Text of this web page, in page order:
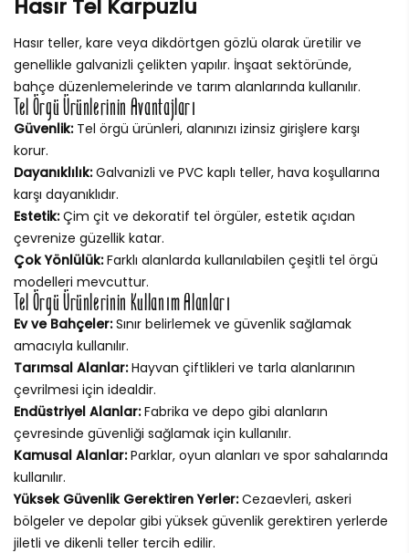
Hasır Tel Karpuzlu
Hasır teller, kare veya dikdörtgen gözlü olarak üretilir ve
genellikle galvanizli çelikten yapılır. İnşaat sektöründe,
bahçe düzenlemelerinde ve tarım alanlarında kullanılır.
Tel Örgü Ürünlerinin Avantajları
Güvenlik:Tel örgü ürünleri, alanınızı izinsiz girişlere karşı
korur.
Dayanıklılık:Galvanizli ve PVC kaplı teller, hava koşullarına
karşı dayanıklıdır.
Estetik:Çim çit ve dekoratif tel örgüler, estetik açıdan
çevrenize güzellik katar.
Çok Yönlülük:Farklı alanlarda kullanılabilen çeşitli tel örgü
modelleri mevcuttur.
Tel Örgü Ürünlerinin Kullanım Alanları
Ev ve Bahçeler:Sınır belirlemek ve güvenlik sağlamak
amacıyla kullanılır.
Tarımsal Alanlar:Hayvan çiftlikleri ve tarla alanlarının
çevrilmesi için idealdir.
Endüstriyel Alanlar:Fabrika ve depo gibi alanların
çevresinde güvenliği sağlamak için kullanılır.
Kamusal Alanlar:Parklar, oyun alanları ve spor sahalarında
kullanılır.
Yüksek Güvenlik Gerektiren Yerler:Cezaevleri, askeri
bölgeler ve depolar gibi yüksek güvenlik gerektiren yerlerde
jiletli ve dikenli teller tercih edilir.